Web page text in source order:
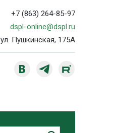
+7 (863) 264-85-97
dspl-online@dspl.ru
ул. Пушкинская, 175А